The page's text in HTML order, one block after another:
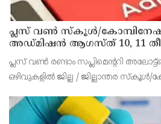
പ്ലസ് വൺ സ്‌കൂൾ/
അഡ്മിഷൻ ആഗസ്ത് 10, 11
പ്ലസ് വൺ രണ്ടാം സപ്ലിമെന്ററി
ഒഴിവുകളിൽ ജില്ല / ജില്ലാന്തര
വൈകിട്ട് 4 മണി വരെ നൽകിയിരുന്നു